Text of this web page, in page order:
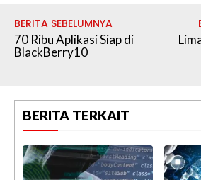
BERITA SEBELUMNYA
70 Ribu Aplikasi Siap di
BlackBerry10
BERITA TERKAIT